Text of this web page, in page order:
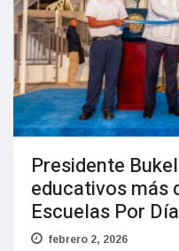
Presidente
educativos más
Escuelas Por Día
febrero 2, 2026